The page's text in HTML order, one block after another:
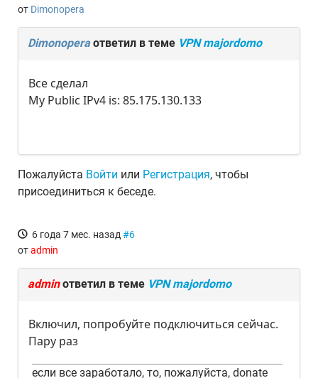
от Dimonopera
Dimonoperaответил в теме VPN majordomo
Все сделал
My Public IPv4 is: 85.175.130.133
Пожалуйста Войти или Регистрация, чтобы
присоединиться к беседе.
6 года 7 мес. назад #6
отadmin
adminответил в теме VPN majordomo
Включил, попробуйте подключиться сейчас.
Пару раз
если все заработало, то, пожалуйста, donate